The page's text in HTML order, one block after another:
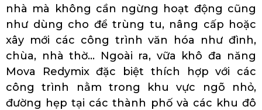
nhà mà không cần ngừng hoạt động cũng
như dùng cho để trùng tu, nâng cấp hoặc
xây mới các công trình văn hóa như đình,
chùa, nhà thờ… Ngoài ra, vữa khô đa năng
Mova Redymix đặc biệt thích hợp với các
công trình nằm trong khu vực ngõ nhỏ,
đường hẹp tại các thành phố và các khu đô